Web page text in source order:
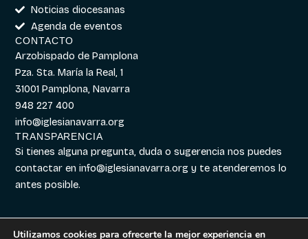
Noticias diocesanas
Agenda de eventos
CONTACTO
Arzobispado de Pamplona
Pza. Sta. María la Real, 1
31001 Pamplona, Navarra
948 227 400
info@iglesianavarra.org
TRANSPARENCIA
Si tienes alguna pregunta, duda o sugerencia nos puedes
contactar eninfo@iglesianavarra.org y te atenderemos lo
antes posible.
Utilizamos cookies para ofrecerte la mejor experiencia en